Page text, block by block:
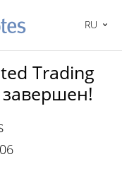
RU
Trading